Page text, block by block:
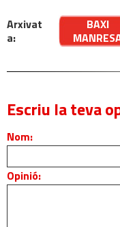
Arxivat
a:
BAXI
Escriu la teva
Nom:
Opinió: